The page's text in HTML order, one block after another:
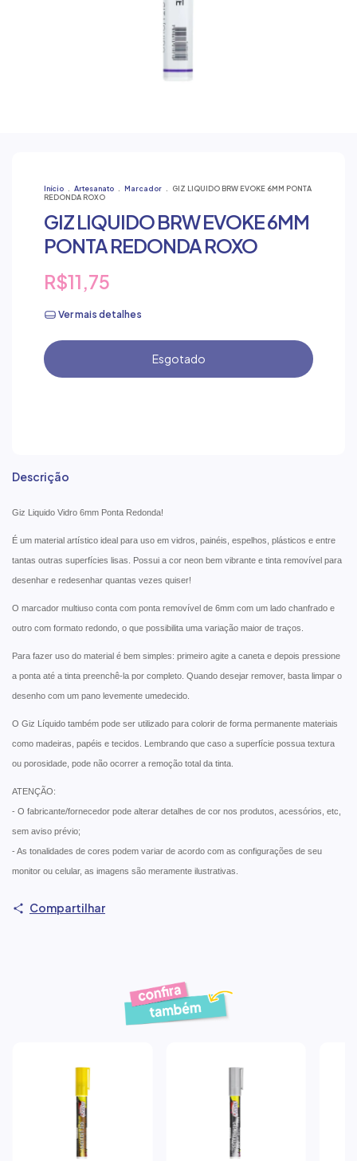
Início Artesanato Marcador
GIZ LIQUIDO BRW EVOKE 6MM PONTA
REDONDA ROXO
GIZ LIQUIDO BRW EVOKE 6MM
PONTA REDONDA ROXO
R$11,75
Ver mais detalhes
Descrição
Giz Liquido Vidro 6mm Ponta Redonda!
É um material artístico ideal para uso em vidros, painéis, espelhos, plásticos e entre
tantas outras superfícies lisas. Possui a cor neon bem vibrante e tinta removível para
desenhar e redesenhar quantas vezes quiser!
O marcador multiuso conta com ponta removível de 6mm com um lado chanfrado e
outro com formato redondo, o que possibilita uma variação maior de traços.
Para fazer uso do material é bem simples: primeiro agite a caneta e depois pressione
a ponta até a tinta preenchê-la por completo. Quando desejar remover, basta limpar o
desenho com um pano levemente umedecido.
O Giz Líquido também pode ser utilizado para colorir de forma permanente materiais
como madeiras, papéis e tecidos. Lembrando que caso a superfície possua textura
ou porosidade, pode não ocorrer a remoção total da tinta.
ATENÇÃO:
- O fabricante/fornecedor pode alterar detalhes de cor nos produtos, acessórios, etc,
sem aviso prévio;
- As tonalidades de cores podem variar de acordo com as configurações de seu
monitor ou celular, as imagens são meramente ilustrativas.
Compartilhar
Produtos similares